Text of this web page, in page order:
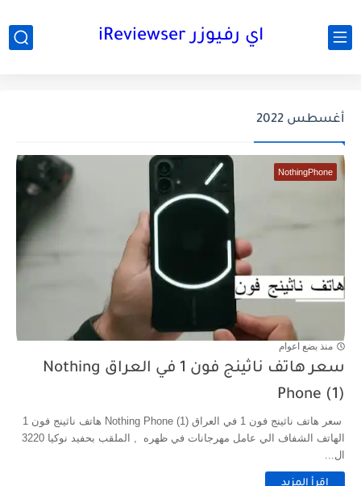
اي رفيوزر iReviewser
أغسطس 2022
NothingPhone
منذ بضع اعوام
سعر هاتف ناثينج فون 1 في العراق Nothing
Phone (1)
​ سعر هاتف ناثينج فون 1 في العراق Nothing Phone (1) هاتف ناثينج فون 1
ال...
اقرأ المزيد